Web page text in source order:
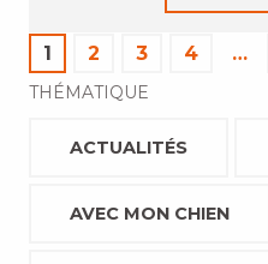
1 2 3 4 …
THÉMATIQUE
ACTUALITÉS
AVEC MON CHIEN